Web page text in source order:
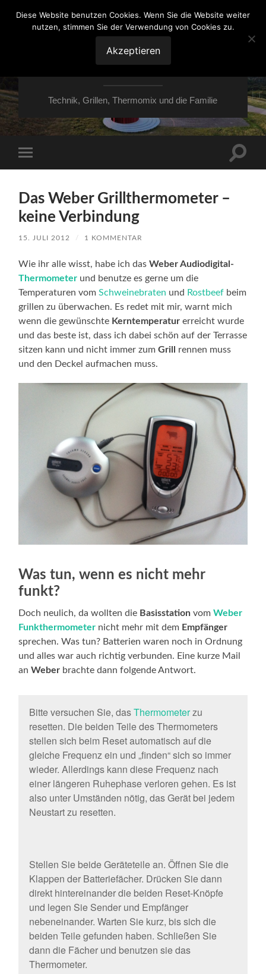
VON ESSEN ÜBER
HESSEN NACH
MOERS
Technik, Grillen, Thermomix und die Familie
Menü
Das Weber Grillthermometer –
keine Verbindung
15. JULI 2012 / 1 KOMMENTAR
Wie ihr alle wisst, habe ich dasWeber Audiodigital-
Thermometer und benutze es gerne um die
Temperaturen vomSchweinebraten und Rostbeef beim
grillen zu überwachen. Es redet mit mir, warnt mich
wenn die gewünschte Kerntemperatur erreicht wurde
und das beste ist, dass ich dabei schön auf der Terrasse
sitzen kann und nicht immer zumGrill rennen muss
und den Deckel aufmachen muss.
Was tun, wenn es nicht mehr
funkt?
Doch neulich, da wollten die Basisstation vomWeber
Funkthermometer nicht mehr mit dem Empfänger
sprechen. Was tun? Batterien waren noch in Ordnung
und alles war auch richtig verbunden. Eine kurze Mail
anWeber brachte dann folgende Antwort.
Bitte versuchen Sie, dasThermometerzu
resetten. Die beiden Teile des Thermometers
stellen sich beim Reset automatisch auf die
gleiche Frequenz ein und „finden“ sich so immer
wieder. Allerdings kann diese Frequenz nach
einer längeren Ruhephase verloren gehen. Es ist
also unter Umständen nötig, das Gerät bei jedem
Neustart zu resetten.
Stellen Sie beide Geräteteile an. Öffnen Sie die
Klappen der Batteriefächer. Drücken Sie dann
direkt hintereinander die beiden Reset-Knöpfe
und legen Sie Sender und Empfänger
nebeneinander. Warten Sie kurz, bis sich die
beiden Teile gefunden haben. Schließen Sie
dann die Fächer und benutzen sie das
Thermometer.
Diese Website benutzen Cookies. Wenn Sie die Website weiter
nutzen, stimmen Sie der Verwendung von Cookies zu.
Akzeptieren